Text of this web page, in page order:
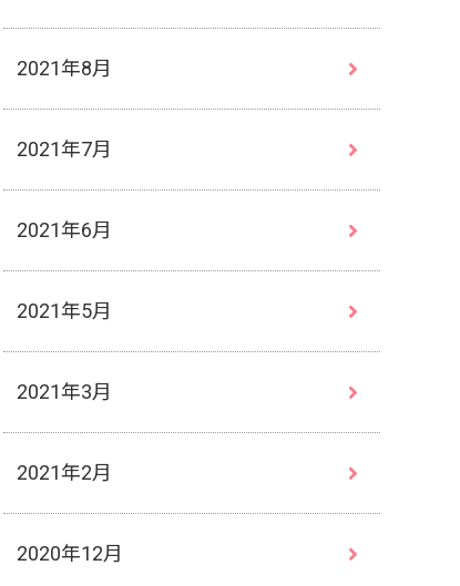
2021年8月
2021年7月
2021年6月
2021年5月
2021年3月
2021年2月
2020年12月